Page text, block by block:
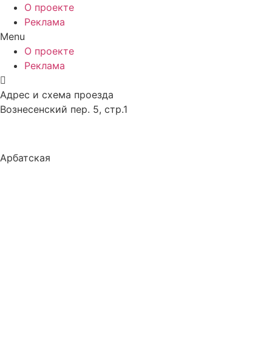
О проекте
Реклама
Menu
О проекте
Реклама
Адрес и схема проезда
Вознесенский пер. 5, стр.1
Арбатская